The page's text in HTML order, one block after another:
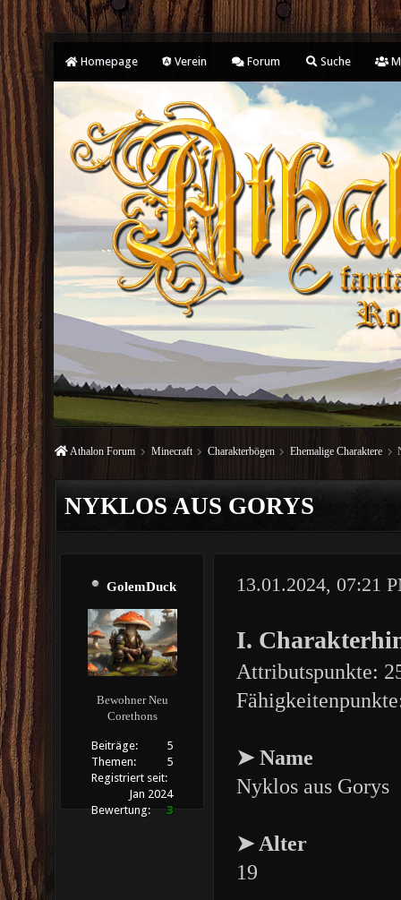
Homepage Verein Forum Suche
Athalon Forum Minecraft Charakterbögen Ehemalige Charaktere
NYKLOS AUS GORYS
GolemDuck
Bewohner Neu
Corethons
Beiträge:
5
Themen:
5
Registriert seit:
Jan 2024
Bewertung:
3
13.01.2024, 07:21
I.
Attributspunkte:
➤ Name
Nyklos aus Gorys
➤ Alter
19